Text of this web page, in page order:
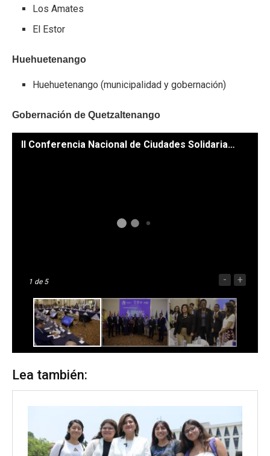
Los Amates
El Estor
Huehuetenango
Huehuetenango (municipalidad y gobernación)
Gobernación de Quetzaltenango
II Conferencia Nacional de Ciudades Solidarias. /Foto: Dickéns Zamora.
1 de 5 - +
Lea también: